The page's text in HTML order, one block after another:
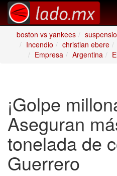
boston vs yankees
Incendio
christian ebere
Empresa
Argentina
¡Golpe
Aseguran
tonelada de
Guerrero